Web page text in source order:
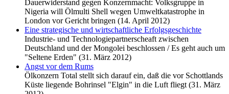
Dauerwiderstand gegen Konzernmacht: Volksgruppe in
Nigeria will Ölmulti Shell wegen Umweltkatastrophe in
London vor Gericht bringen (14. April 2012)
Eine strategische und wirtschaftliche Erfolgsgeschichte
Industrie- und Technologiepartnerscheaft zwischen
Deutschland und der Mongolei beschlossen / Es geht auch um
"Seltene Erden" (31. März 2012)
Angst vor dem Rums
Ölkonzern Total stellt sich darauf ein, daß die vor Schottlands
Küste liegende Bohrinsel "Elgin" in die Luft fliegt (31. März